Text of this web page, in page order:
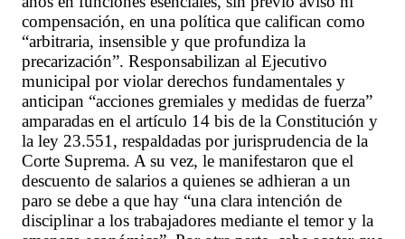
compensación, en una política que califican como
“arbitraria, insensible y que profundiza la
precarización”. Responsabilizan al Ejecutivo
municipal por violar derechos fundamentales y
anticipan “acciones gremiales y medidas de fuerza”
amparadas en el artículo 14 bis de la Constitución y
la ley 23.551, respaldadas por jurisprudencia de la
Corte Suprema. A su vez, le manifestaron que el
descuento de salarios a quienes se adhieran a un
paro se debe a que hay “una clara intención de
disciplinar a los trabajadores mediante el temor y la